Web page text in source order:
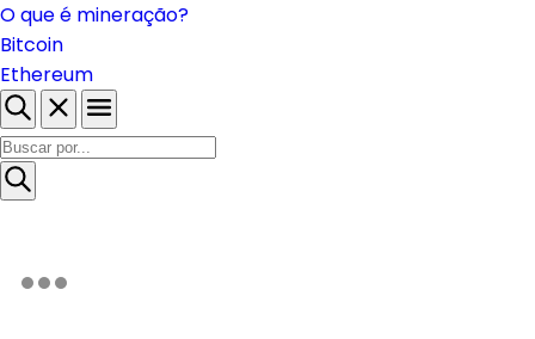
O que é mineração?
Bitcoin
Ethereum